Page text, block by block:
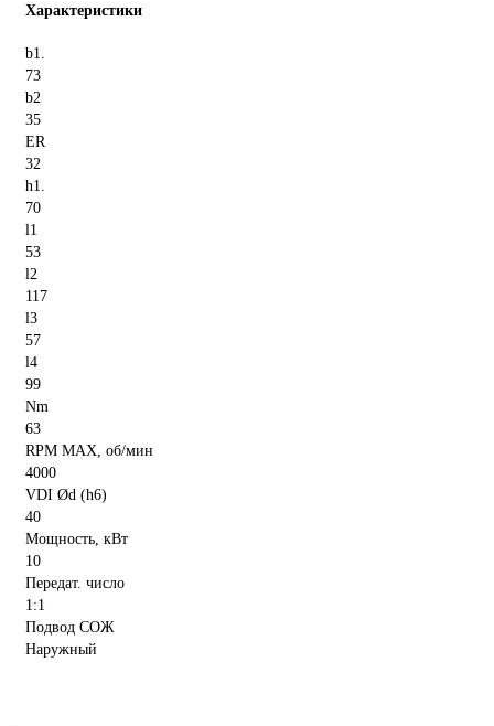
Характеристики
b1.
73
b2
35
ER
32
h1.
70
l1
53
l2
117
l3
57
l4
99
Nm
63
RPM MAX, об/мин
4000
VDI Ød (h6)
40
Мощность, кВт
10
Передат. число
1:1
Подвод СОЖ
Наружный